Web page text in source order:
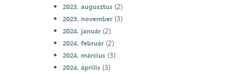
2023. augusztus(2)
2023. november(3)
2024. január(2)
2024. február(2)
2024. március(3)
2024. április(3)